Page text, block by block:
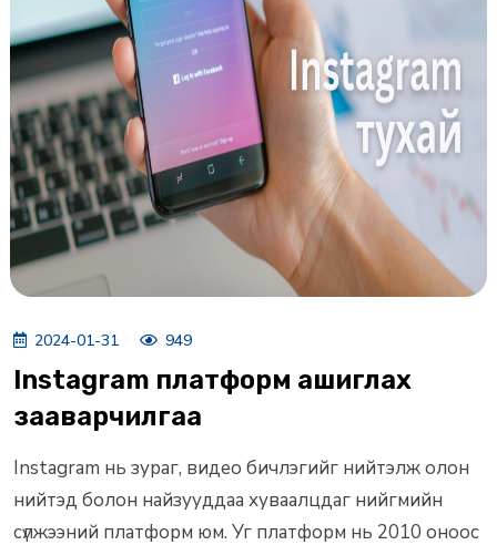
2024-01-31 949
Instagram платформ ашиглах
зааварчилгаа
Instagram нь зураг, видео бичлэгийг нийтэлж олон
нийтэд болон найзууддаа хуваалцдаг нийгмийн
сүлжээний платформ юм. Уг платформ нь 2010 оноос